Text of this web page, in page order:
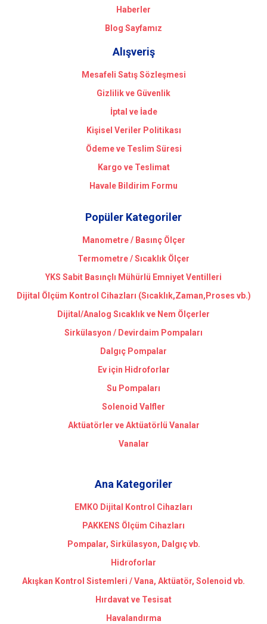
Haberler
Blog Sayfamız
Alışveriş
Mesafeli Satış Sözleşmesi
Gizlilik ve Güvenlik
İptal ve İade
Kişisel Veriler Politikası
Ödeme ve Teslim Süresi
Kargo ve Teslimat
Havale Bildirim Formu
Popüler Kategoriler
Manometre / Basınç Ölçer
Termometre / Sıcaklık Ölçer
YKS Sabit Basınçlı Mühürlü Emniyet Ventilleri
Dijital Ölçüm Kontrol Cihazları (Sıcaklık,Zaman,Proses vb.)
Dijital/Analog Sıcaklık ve Nem Ölçerler
Sirkülasyon / Devirdaim Pompaları
Dalgıç Pompalar
Ev için Hidroforlar
Su Pompaları
Solenoid Valfler
Aktüatörler ve Aktüatörlü Vanalar
Vanalar
Ana Kategoriler
EMKO Dijital Kontrol Cihazları
PAKKENS Ölçüm Cihazları
Pompalar, Sirkülasyon, Dalgıç vb.
Hidroforlar
Akışkan Kontrol Sistemleri / Vana, Aktüatör, Solenoid vb.
Hırdavat ve Tesisat
Havalandırma